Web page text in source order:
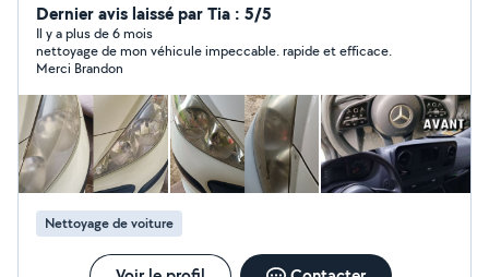
bricolage également j'ai une shampouineuse je peut
réaliser différentes taches lavage de canape tapis
sieges de voiture.
Dernier avis laissé par Tia : 5/5
Il y a plus de 6 mois
nettoyage de mon véhicule impeccable. rapide et efficace.
Merci Brandon
Nettoyage de voiture